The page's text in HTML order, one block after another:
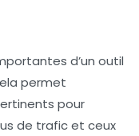
d’un outil
permet
pour
de trafic et ceux